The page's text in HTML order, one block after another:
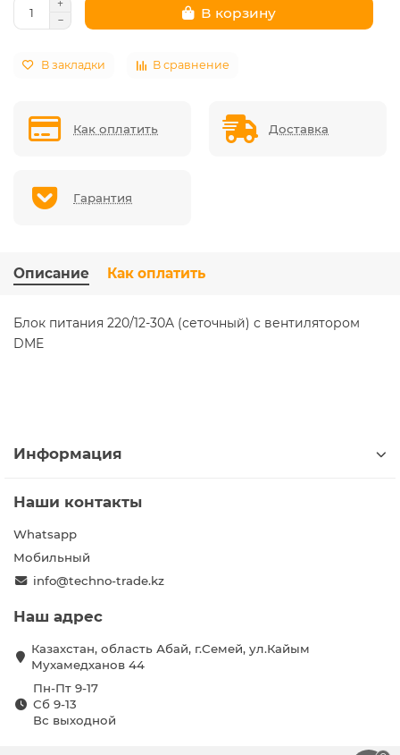
В корзину
В закладки В сравнение
Как оплатить Доставка
Гарантия
Описание Как оплатить
Блок питания 220/12-30A (сеточный) с вентилятором
DME
Информация
Наши контакты
Whatsapp
Мобильный
info@techno-trade.kz
Наш адрес
Казахстан, область Абай, г.Семей, ул.Кайым
Мухамедханов 44
Пн-Пт 9-17
Сб 9-13
Вс выходной